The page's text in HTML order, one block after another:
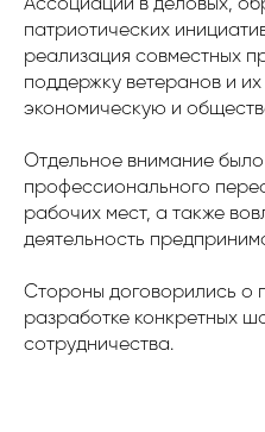
Ассоциации в деловых,
патриотических
реализация совместных
поддержку ветеранов и
экономическую и
Отдельное внимание
профессионального
рабочих мест, а также
деятельность
Стороны договорились о
разработке конкретных
сотрудничества.